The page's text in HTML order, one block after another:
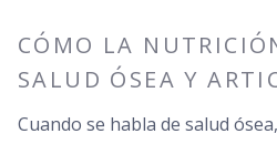
CÓMO LA
SALUD ÓSEA Y
Cuando se habla de salud